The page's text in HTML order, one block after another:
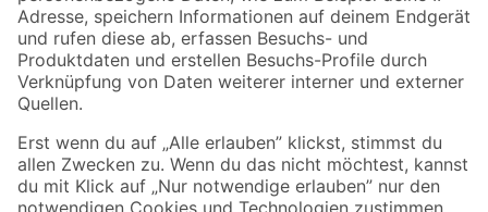
Zahlungsarten Versandarten
Sicher einkaufen
Jetzt die toom-App herunterladen